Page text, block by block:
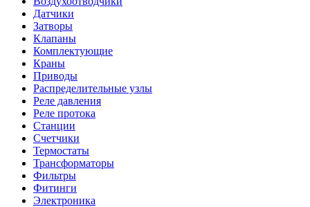
Датчики
Затворы
Клапаны
Комплектующие
Краны
Приводы
Распределительные узлы
Реле давления
Реле протока
Станции
Счетчики
Термостаты
Трансформаторы
Фильтры
Фитинги
Электроника